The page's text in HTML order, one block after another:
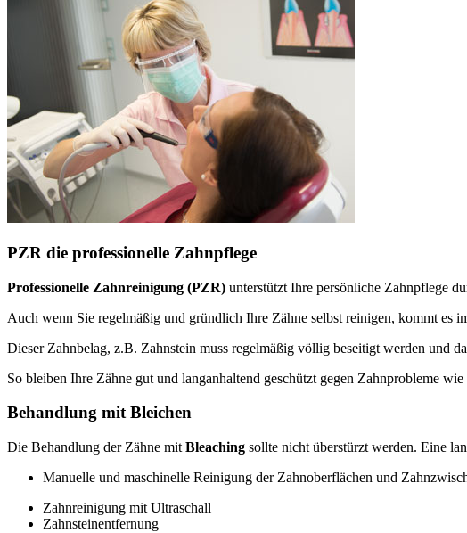
PZR die professionelle Zahnpflege
Professionelle Zahnreinigung (PZR) unterstützt Ihre persönliche Zahnpflege
Auch wenn Sie regelmäßig und gründlich Ihre Zähne selbst reinigen, kommt
Dieser Zahnbelag, z.B. Zahnstein muss regelmäßig völlig beseitigt werden und
So bleiben Ihre Zähne gut und langanhaltend geschützt gegen Zahnprobleme
Behandlung mit Bleichen
Die Behandlung der Zähne mit Bleaching sollte nicht überstürzt werden. Eine
Manuelle und maschinelle Reinigung der Zahnoberflächen und
Zahnreinigung mit Ultraschall
Zahnsteinentfernung